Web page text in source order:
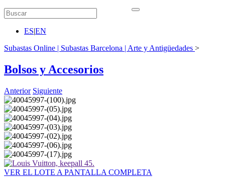
ES|EN
Subastas Online | Subastas Barcelona | Arte y Antigüedades >
Bolsos y Accesorios
Anterior Siguiente
VER EL LOTE A PANTALLA COMPLETA